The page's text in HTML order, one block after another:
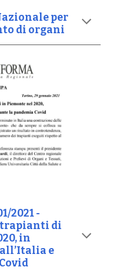
per
di organi
2021 -
trapianti di
in
e